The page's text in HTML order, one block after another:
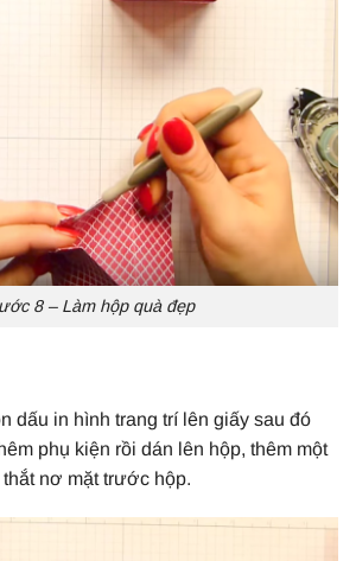
8 – Làm hộp quà đẹp
dấu in hình trang trí lên giấy sau đó
phụ kiện rồi dán lên hộp, thêm một
nơ mặt trước hộp.